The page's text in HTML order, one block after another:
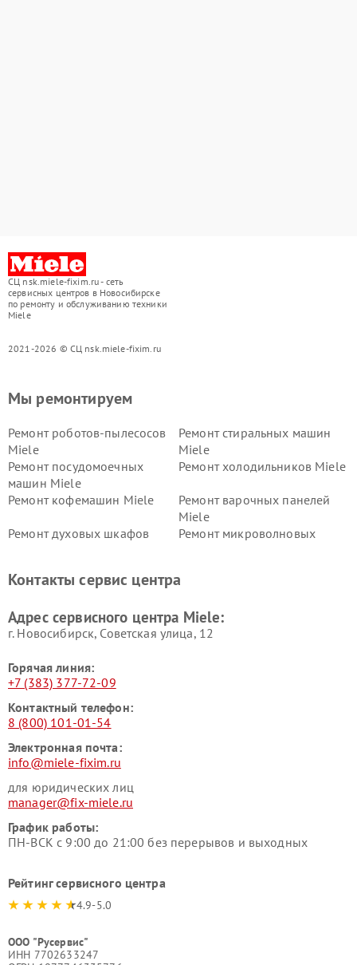
СЦ nsk.miele-fixim.ru - сеть
сервисных центров в Новосибирске
по ремонту и обслуживанию техники
Miele
2021-2026 © СЦ nsk.miele-fixim.ru
Мы ремонтируем
Ремонт роботов-пылесосов
Miele
Ремонт стиральных машин
Miele
Ремонт посудомоечных
машин Miele
Ремонт холодильников Miele
Ремонт кофемашин Miele
Ремонт варочных панелей
Miele
Ремонт духовых шкафов
Ремонт микроволновых
Miele
Miele
пылесосов Miele
Контакты сервис центра
Адрес сервисного центра Miele:
г. Новосибирск, Советская улица, 12
Горячая линия:
+7 (383) 377-72-09
Контактный телефон:
8 (800) 101-01-54
Электронная почта:
info@miele-fixim.ru
для юридических лиц
manager@fix-miele.ru
График работы:
ПН-ВСК с 9:00 до 21:00 без перерывов и выходных
Рейтинг сервисного центра
4.9-5.0
ООО "Русервис"
ИНН 7702633247